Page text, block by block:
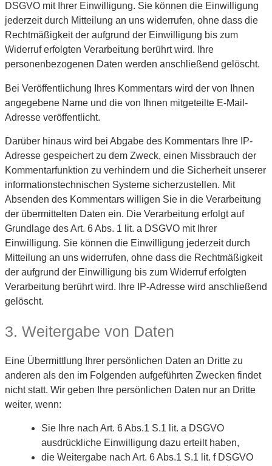
DSGVO mit Ihrer Einwilligung. Sie können die Einwilligung
jederzeit durch Mitteilung an uns widerrufen, ohne dass die
Rechtmäßigkeit der aufgrund der Einwilligung bis zum
Widerruf erfolgten Verarbeitung berührt wird. Ihre
personenbezogenen Daten werden anschließend gelöscht.
Bei Veröffentlichung Ihres Kommentars wird der von Ihnen
angegebene Name und die von Ihnen mitgeteilte E-Mail-
Adresse veröffentlicht.
Darüber hinaus wird bei Abgabe des Kommentars Ihre IP-
Adresse gespeichert zu dem Zweck, einen Missbrauch der
Kommentarfunktion zu verhindern und die Sicherheit unserer
informationstechnischen Systeme sicherzustellen. Mit
Absenden des Kommentars willigen Sie in die Verarbeitung
der übermittelten Daten ein. Die Verarbeitung erfolgt auf
Grundlage des Art. 6 Abs. 1 lit. a DSGVO mit Ihrer
Einwilligung. Sie können die Einwilligung jederzeit durch
Mitteilung an uns widerrufen, ohne dass die Rechtmäßigkeit
der aufgrund der Einwilligung bis zum Widerruf erfolgten
Verarbeitung berührt wird. Ihre IP-Adresse wird anschließend
gelöscht.
3. Weitergabe von Daten
Eine Übermittlung Ihrer persönlichen Daten an Dritte zu
anderen als den im Folgenden aufgeführten Zwecken findet
nicht statt. Wir geben Ihre persönlichen Daten nur an Dritte
weiter, wenn:
Sie Ihre nach Art. 6 Abs.1 S.1 lit. a DSGVO
ausdrückliche Einwilligung dazu erteilt haben,
die Weitergabe nach Art. 6 Abs.1 S.1 lit. f DSGVO